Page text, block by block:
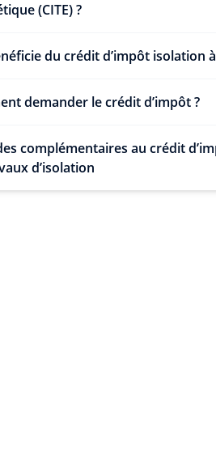
(CITE) ?
du crédit d’impôt isolation à
demander le crédit d’impôt ?
complémentaires au crédit
d’isolation